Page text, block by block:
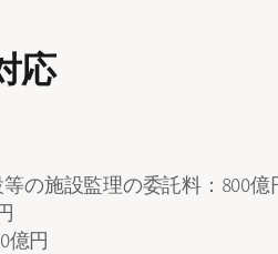
応
の施設監理の委託料：800
億円